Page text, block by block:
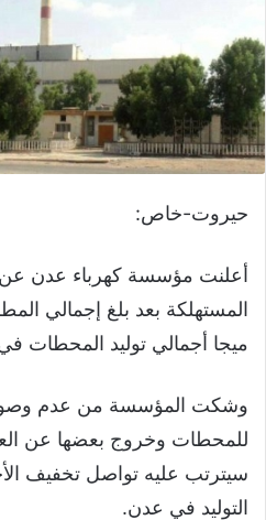
حيروت-خاص:
أعلنت مؤسسة كهرباء عدن عن
ميجا أجمالي توليد المحطات
وشكت المؤسسة من عدم وصول
للمحطات وخروج بعضها عن
سيترتب عليه تواصل تخفيف
التوليد في عدن.